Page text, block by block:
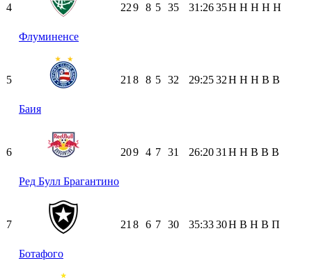
4
Флуминенсе
229 8 5 35 31:2635Н Н Н Н Н
5
Баия
21 8 8 5 32 29:2532Н Н Н В В
6
Ред Булл Брагантино
209 4 7 31 26:2031 Н Н В В В
7
Ботафого
21 8 6 7 30 35:3330Н В Н В П